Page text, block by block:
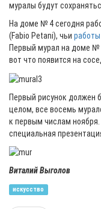
муралы будут
На доме № 4 сегодня
(Fabio Petani), чьи работы
Первый мурал на доме №
вот что появится на
Первый рисунок должен
целом, все восемь
к первым числам
специальная
Виталий Выголов
искусство